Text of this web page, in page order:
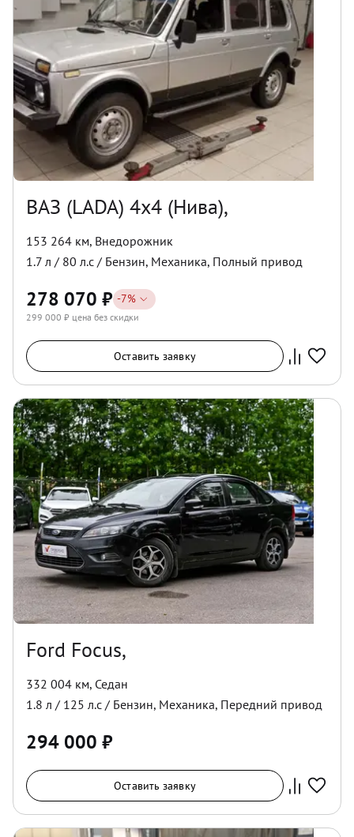
ВАЗ (LADA) 4x4 (Нива),
153 264 км, Внедорожник
1.7 л / 80 л.с / Бензин, Механика, Полный привод
278 070 ₽ -7%
299 000 ₽ цена без скидки
Оставить заявку
Ford Focus,
332 004 км, Седан
1.8 л / 125 л.с / Бензин, Механика, Передний привод
294 000 ₽
Оставить заявку